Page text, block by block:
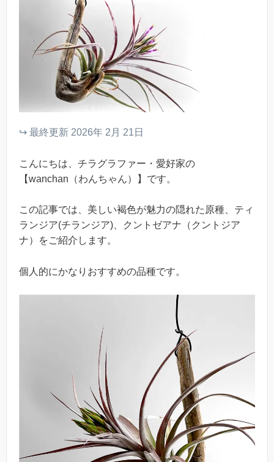
↪︎ 最終更新 2026年 2月 21日
こんにちは、チラグラファー・愛好家の
【wanchan（わんちゃん）】です。
この記事では、美しい褐色が魅力の隠れた原種、ティ
ランジア(チランジア)、クントゼアナ（クントジア
ナ）をご紹介します。
個人的にかなりおすすめの品種です。